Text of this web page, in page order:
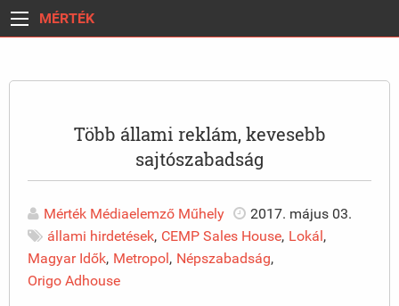
MÉRTÉK
Több állami reklám, kevesebb
sajtószabadság
Mérték Médiaelemző Műhely
2017. május 03.
állami hirdetések, CEMP Sales House, Lokál,
Magyar Idők, Metropol, Népszabadság,
Origo Adhouse